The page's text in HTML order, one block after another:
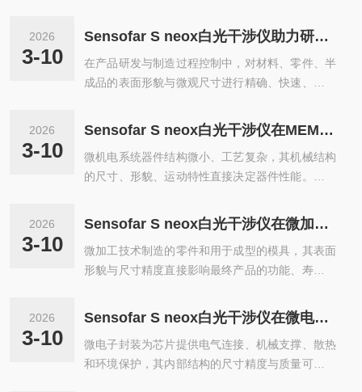
基础是光的干涉现象。仪器通过分光镜将宽光谱白
光束射向高精度参考镜。当两束反射光重新...
触式测量不仅效率低下，更可能对精密型腔造成二
次损伤。SensofarSneox3D光学轮廓仪的出现，如
同一台绘制微观世界的“三维地图仪”，它以非接触
的光学方式，将模具表面的每一个细节转化为可视
制造的核心在于“复制”，而复制的前提是母模完整
均，会在塑料件表面形...
2026
3-10
Sensofar S neox白光干涉仪助力研发与过程控制
在产品研发与制造过程控制中，对材料、零件、半
成品的表面形貌与微观尺寸进行精确、快速、可重
的核心环节。白光干涉仪作为一种将光学、机械、
电子和计算机技术结合的计量工具，能够将表面的
微观形貌转化为数字化的三维数据，为研发与生产
提供决策依据。SensofarSneox系统以其多功能、
供者的角色。在研发阶段，工程师和科学家需要探
涂层研发中，需要研究喷涂压力...
2026
3-10
Sensofar S neox白光干涉仪在MEMS器件测量中的作用
微机电系统器件结构微小、工艺复杂，其机械结构
的尺寸、形貌、运动特性直接决定器件性能。由于
率的测量技术显得适用。白光干涉仪，特别是结合
了相移干涉技术的系统，在MEMS的研发、工艺监
控与失效分析中是一种常用工具。SensofarSneox
系统在此领域的应用，为静态形貌与动态运动测量
用于表征MEMS制造过程中的各种结构。例如，测
壁角度；测量薄膜的应力...
2026
3-10
Sensofar S neox白光干涉仪在微加工与模具行业的应用
微加工技术制造的零件和用于成型的模具，其表面
形貌与尺寸精度直接影响最终产品的功能、寿命和
钟表齿轮，对微观特征的尺寸控制要求日益提高。
白光干涉仪以其非接触、高分辨率、全场三维测量
的特点，在微加工与模具行业的质量控制与工艺优
化中发挥作用。SensofarSneox系统为此类精密部
2026
3-10
Sensofar S neox白光干涉仪在微电子封装测量中的价值
微电子封装为芯片提供电气连接、机械支撑、散热
和环境保护，其内部结构的尺寸精度与质量可靠性